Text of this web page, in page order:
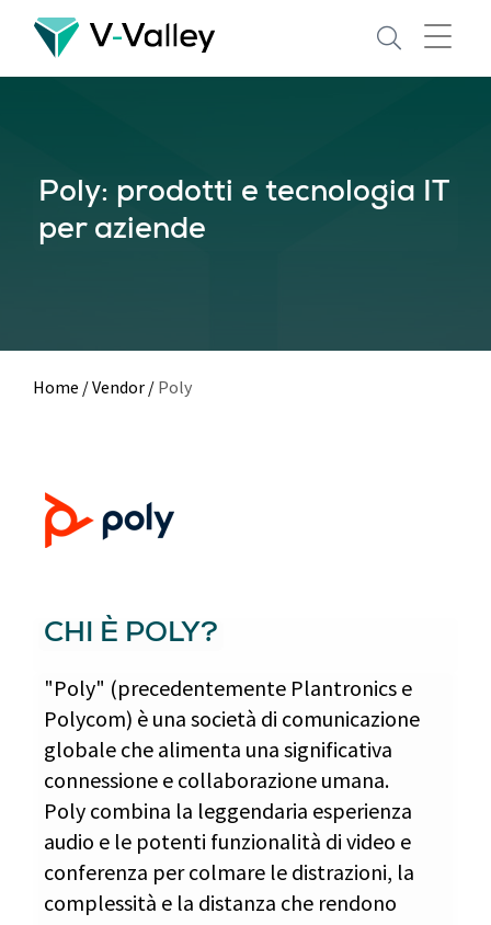
Skip
main
Poly: prodotti e tecnologia IT
per aziende
Home /Vendor / Poly
CHI È POLY?
"Poly" (precedentemente Plantronics e
Polycom) è una società di comunicazione
globale che alimenta una significativa
connessione e collaborazione umana.
Poly combina la leggendaria esperienza
audio e le potenti funzionalità di video e
conferenza per colmare le distrazioni, la
complessità e la distanza che rendono